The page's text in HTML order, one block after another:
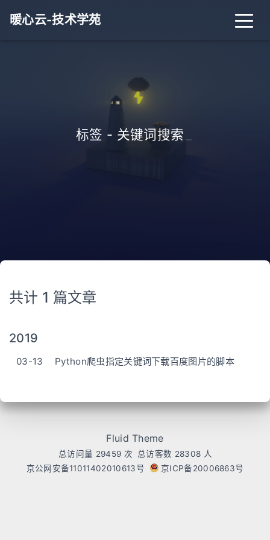
暖心云-技术学苑
标签 - 关键词搜索
共计 1 篇文章
2019
03-13 Python爬虫指定关键词下载百度图片的脚本
Fluid Theme
总访问量 29459 次 总访客数 28308 人
京公网安备11011402010613号
京ICP备20006863号